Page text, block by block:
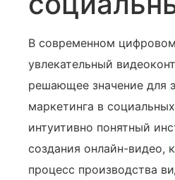
В современном
увлекательный
решающее значение для
маркетинга в
интуитивно понятный
создания онлайн-видео,
процесс производства